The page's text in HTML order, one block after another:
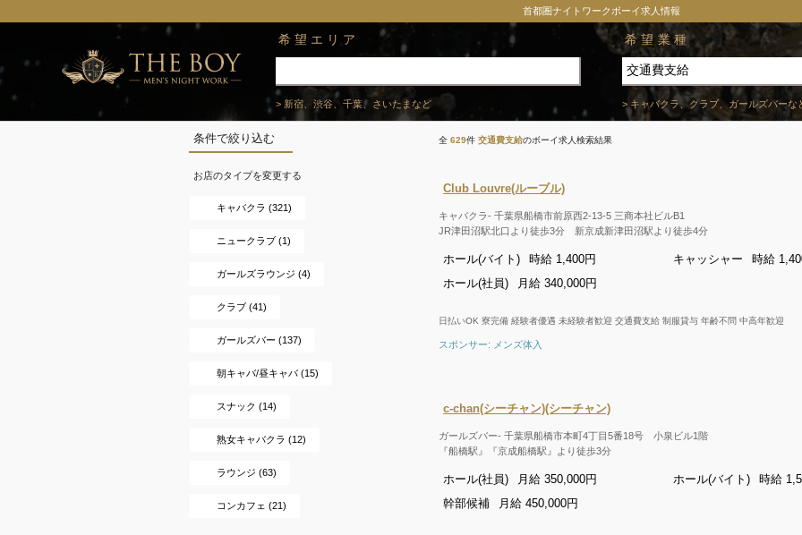
首都圏ナイトワークボーイ求人情報
希望エリア
> 新宿、渋谷、千葉、さいたまなど
希望業種
> キャバクラ、クラブ、ガールズバーな
条件で絞り込む
お店のタイプを変更する
キャバクラ (321)
ニュークラブ (1)
ガールズラウンジ (4)
クラブ (41)
ガールズバー (137)
朝キャバ/昼キャバ (15)
スナック (14)
熟女キャバクラ (12)
ラウンジ (63)
コンカフェ (21)
全629件交通費支給のボーイ求人検索結果
Club Louvre(ルーブル)
キャバクラ- 千葉県船橋市前原西2-13-5 三商本社ビルB1
JR津田沼駅北口より徒歩3分 新京成新津田沼駅より徒歩4分
ホール(バイト) 時給 1,400円 キャッシャー
時給
ホール(社員)
月給 340,000円
日払いOK 寮完備 経験者優遇 未経験者歓迎 交通費支給 制服貸与 年齢不問 中高年歓迎
スポンサー: メンズ体入
c-chan(シーチャン)(シーチャン)
ガールズバー- 千葉県船橋市本町4丁目5番18号 小泉ビル1階
『船橋駅』『京成船橋駅』より徒歩3分
ホール(社員) 月給 350,000円 ホール(バイト)
時給
幹部候補
月給 450,000円